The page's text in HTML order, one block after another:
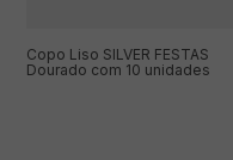
Copo Liso SILVER FESTAS
Dourado com 10 unidades